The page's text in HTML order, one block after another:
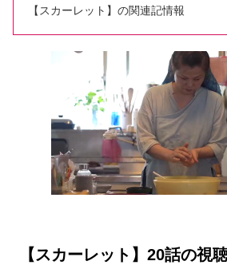
【スカーレット】の関連記情報
【スカーレット】20話の視